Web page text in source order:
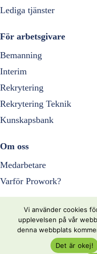
Lediga tjänster
För arbetsgivare
Bemanning
Interim
Rekrytering
Rekrytering Teknik
Kunskapsbank
Om oss
Medarbetare
Varför Prowork?
Resurser
Nyheter
Vi använder cookies
upplevelsen på vår
denna webbplats
Det är okej!